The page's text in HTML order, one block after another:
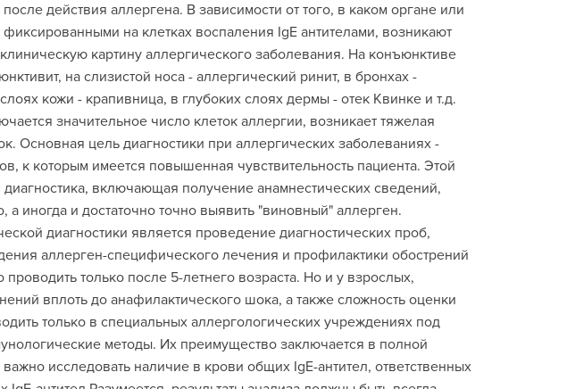
действия аллергена. В зависимости от того, в каком органе или
на клетках воспаления IgE антителами, возникают
картину аллергического заболевания. На конъюнктиве
на слизистой носа - аллергический ринит, в бронхах -
кожи - крапивница, в глубоких слоях дермы - отек Квинке и т.д.
значительное число клеток аллергии, возникает тяжелая
Основная цель диагностики при аллергических заболеваниях -
к которым имеется повышенная чувствительность пациента. Этой
включающая получение анамнестических сведений,
иногда и достаточно точно выявить "виновный" аллерген.
диагностики является проведение диагностических проб,
аллерген-специфического лечения и профилактики обострений
только после 5-летнего возраста. Но и у взрослых,
вплоть до анафилактического шока, а также сложность оценки
только в специальных аллергологических учреждениях под
методы. Их преимущество заключается в полной
исследовать наличие в крови общих IgE-антител, ответственных